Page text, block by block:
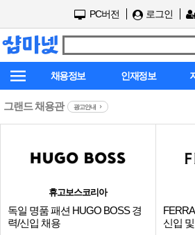
PC버전 로그인
채용정보 인재정보
그랜드 채용관 광고안내
휴고보스코리아
독일 명품 패션 HUGO BOSS 경
력/신입 채용
신입